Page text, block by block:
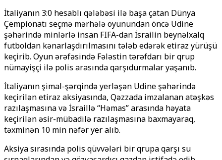
İtaliyanın 3:0 hesablı qələbəsi ilə başa çatan Dünya
Çempionatı seçmə mərhələ oyunundan öncə Udine
şəhərində minlərlə insan FIFA-dan İsrailin beynəlxalq
futboldan kənarlaşdırılmasını tələb edərək etiraz yürüşü
keçirib. Oyun ərəfəsində Fələstin tərəfdarı bir qrup
nümayişçi ilə polis arasında qarşıdurmalar yaşanıb.
İtaliyanın şimal-şərqində yerləşən Udine şəhərində
keçirilən etiraz aksiyasında, Qəzzada imzalanan atəşkəs
razılaşmasına və İsraillə “Həmas” arasında həyata
keçirilən əsir-mübadilə razılaşmasına baxmayaraq,
təxminən 10 min nəfər yer alıb.
Aksiya sırasında polis qüvvələri bir qrupa qarşı su